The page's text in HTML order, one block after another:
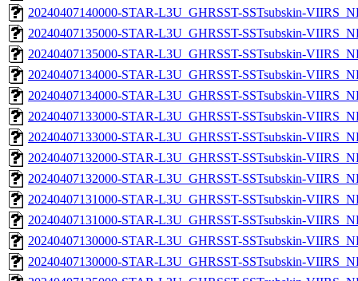
20240407140000-STAR-L3U_GHRSST-SSTsubskin-
20240407135000-STAR-L3U_GHRSST-SSTsubskin-
20240407135000-STAR-L3U_GHRSST-SSTsubskin-
20240407134000-STAR-L3U_GHRSST-SSTsubskin-
20240407134000-STAR-L3U_GHRSST-SSTsubskin-
20240407133000-STAR-L3U_GHRSST-SSTsubskin-
20240407133000-STAR-L3U_GHRSST-SSTsubskin-
20240407132000-STAR-L3U_GHRSST-SSTsubskin-
20240407132000-STAR-L3U_GHRSST-SSTsubskin-
20240407131000-STAR-L3U_GHRSST-SSTsubskin-
20240407131000-STAR-L3U_GHRSST-SSTsubskin-
20240407130000-STAR-L3U_GHRSST-SSTsubskin-
20240407130000-STAR-L3U_GHRSST-SSTsubskin-